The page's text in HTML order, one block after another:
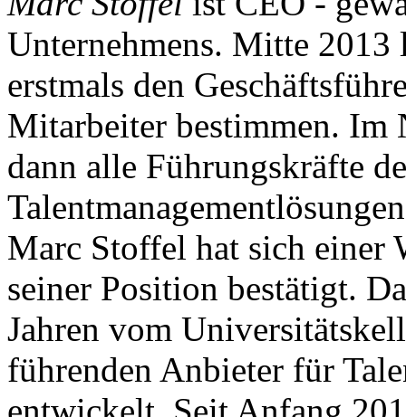
Unternehmens. Mitte
erstmals den
Mitarbeiter bestimmen. Im
dann alle Führungskräfte
Marc Stoffel hat sich einer
seiner Position bestätigt.
Jahren vom
führenden Anbieter für